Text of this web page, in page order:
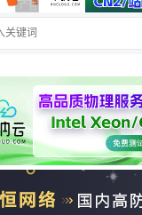
广告 商业广告，理性选择